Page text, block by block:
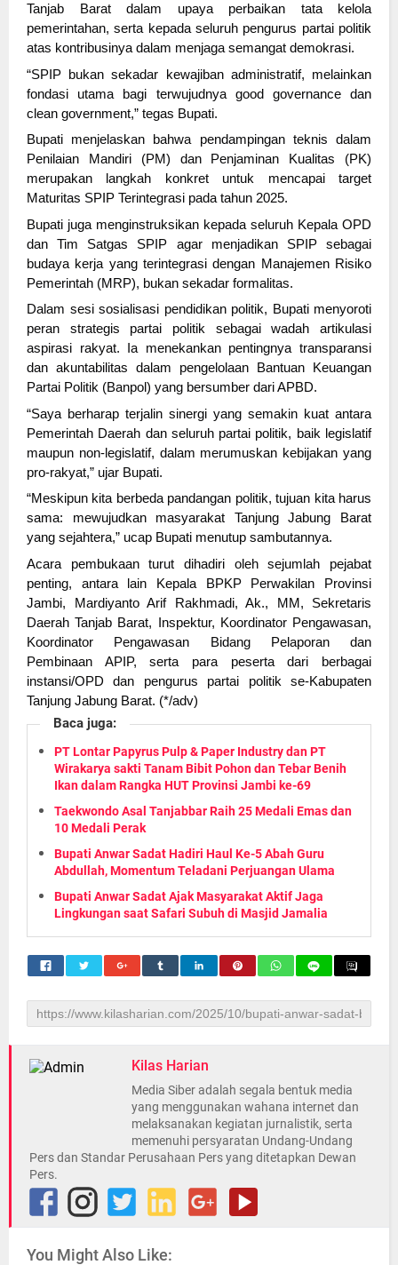
Tanjab Barat dalam upaya perbaikan tata kelola
pemerintahan, serta kepada seluruh pengurus partai politik
atas kontribusinya dalam menjaga semangat demokrasi.
“SPIP bukan sekadar kewajiban administratif, melainkan
fondasi utama bagi terwujudnya good governance dan
clean government,” tegas Bupati.
Bupati menjelaskan bahwa pendampingan teknis dalam
Penilaian Mandiri (PM) dan Penjaminan Kualitas (PK)
merupakan langkah konkret untuk mencapai target
Maturitas SPIP Terintegrasi pada tahun 2025.
Bupati juga menginstruksikan kepada seluruh Kepala OPD
dan Tim Satgas SPIP agar menjadikan SPIP sebagai
budaya kerja yang terintegrasi dengan Manajemen Risiko
Pemerintah (MRP), bukan sekadar formalitas.
Dalam sesi sosialisasi pendidikan politik, Bupati menyoroti
peran strategis partai politik sebagai wadah artikulasi
aspirasi rakyat. Ia menekankan pentingnya transparansi
dan akuntabilitas dalam pengelolaan Bantuan Keuangan
Partai Politik (Banpol) yang bersumber dari APBD.
“Saya berharap terjalin sinergi yang semakin kuat antara
Pemerintah Daerah dan seluruh partai politik, baik legislatif
maupun non-legislatif, dalam merumuskan kebijakan yang
pro-rakyat,” ujar Bupati.
“Meskipun kita berbeda pandangan politik, tujuan kita harus
sama: mewujudkan masyarakat Tanjung Jabung Barat
yang sejahtera,” ucap Bupati menutup sambutannya.
Acara pembukaan turut dihadiri oleh sejumlah pejabat
penting, antara lain Kepala BPKP Perwakilan Provinsi
Jambi, Mardiyanto Arif Rakhmadi, Ak., MM, Sekretaris
Daerah Tanjab Barat, Inspektur, Koordinator Pengawasan,
Koordinator Pengawasan Bidang Pelaporan dan
Pembinaan APIP, serta para peserta dari berbagai
instansi/OPD dan pengurus partai politik se-Kabupaten
Tanjung Jabung Barat. (*/adv)
Baca juga:
PT Lontar Papyrus Pulp & Paper Industry dan PT
Wirakarya sakti Tanam Bibit Pohon dan Tebar Benih
Ikan dalam Rangka HUT Provinsi Jambi ke-69
Taekwondo Asal Tanjabbar Raih 25 Medali Emas dan
10 Medali Perak
Bupati Anwar Sadat Hadiri Haul Ke-5 Abah Guru
Abdullah, Momentum Teladani Perjuangan Ulama
Bupati Anwar Sadat Ajak Masyarakat Aktif Jaga
Lingkungan saat Safari Subuh di Masjid Jamalia
Kilas Harian
Media Siber adalah segala bentuk media
yang menggunakan wahana internet dan
melaksanakan kegiatan jurnalistik, serta
memenuhi persyaratan Undang-Undang
Pers dan Standar Perusahaan Pers yang ditetapkan Dewan
Pers.
You Might Also Like: